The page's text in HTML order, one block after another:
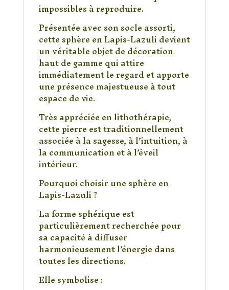
impossibles à reproduire.
Présentée avec son socle assorti,
cette sphère en Lapis-Lazuli devient
un véritable objet de décoration
haut de gamme qui attire
immédiatement le regard et apporte
une présence majestueuse à tout
espace de vie.
Très appréciée en lithothérapie,
cette pierre est traditionnellement
associée à la sagesse, à l’intuition, à
la communication et à l’éveil
intérieur.
Pourquoi choisir une sphère en
Lapis-Lazuli ?
La forme sphérique est
particulièrement recherchée pour
sa capacité à diffuser
harmonieusement l’énergie dans
toutes les directions.
Elle symbolise :